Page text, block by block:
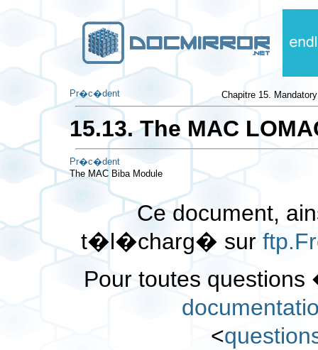
Pr�c�dent Chapitre 15.
15.13. The MAC
Pr�c�dent
The MAC Biba Module
Ce document,
t�l�charg� sur
Pour toutes
<